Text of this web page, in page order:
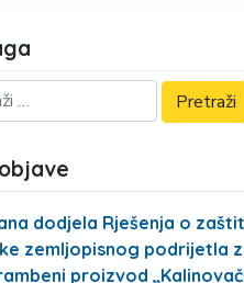
dodjela Rješenja o
zemljopisnog podrijetla
proizvod